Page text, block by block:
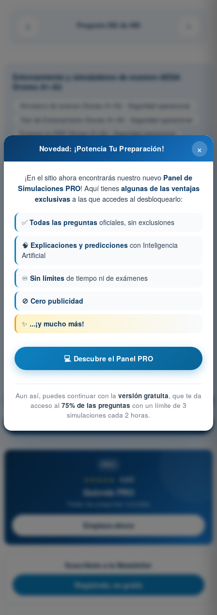
Pregunta 262 de 485
Entrenamiento y simuladores de examen AESA
Drones A1-A3
Simulacro de examen Drones A1-A3 - Seguridad operacional
Test de Entrenamiento Drones A1-A3 - Seguridad operacional
Examen en PDF Drones A1-A3 - Seguridad operacional
Seguridad operacional ¡Entrenamiento!
4,6/5
Quizvds PRO
Empieza ahora
Suscríbete a la Newsletter
Regístrate, es gratis
×
Novedad: ¡Potencia Tu Preparación!
¡En el sitio ahora encontrarás nuestro nuevo Panel de
Simulaciones PRO! Aquí tienes algunas de las ventajas
exclusivasa las que accedes al desbloquearlo:
✅ Todas las preguntas oficiales, sin exclusiones
🧠 Explicaciones y predicciones con Inteligencia
Artificial
♾️ Sin límites de tiempo ni de exámenes
🚫 Cero publicidad
✨ ...¡y mucho más!
💻 Descubre el Panel PRO
Aun así, puedes continuar con la versión gratuita, que te da
acceso al 75% de las preguntas con un límite de 3
simulaciones cada 2 horas.